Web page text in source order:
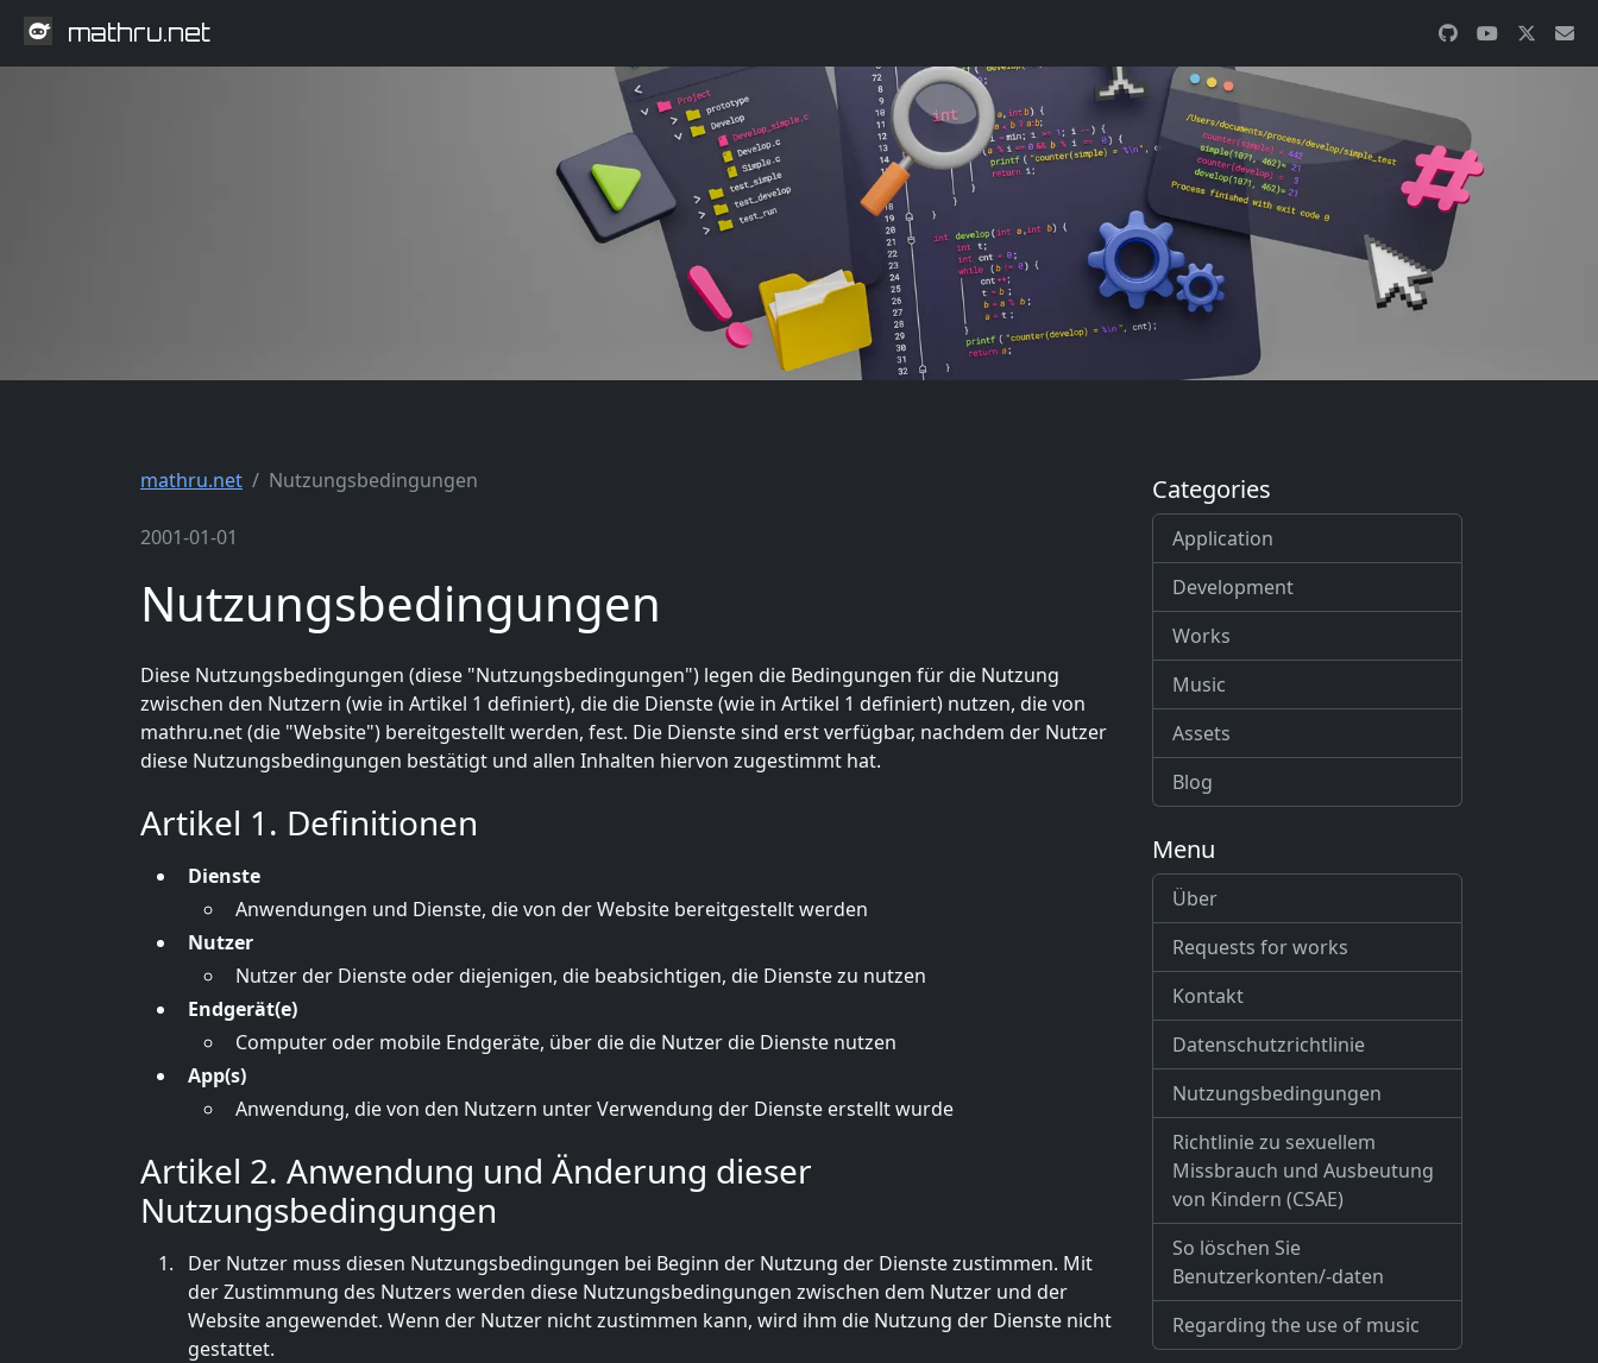
mathru.net
mathru.net Nutzungsbedingungen
2001-01-01
Nutzungsbedingungen
Diese Nutzungsbedingungen (diese "Nutzungsbedingungen") legen die Bedingungen für die Nutzung
zwischen den Nutzern (wie in Artikel 1 definiert), die die Dienste (wie in Artikel 1 definiert) nutzen, die von
mathru.net (die "Website") bereitgestellt werden, fest. Die Dienste sind erst verfügbar, nachdem der Nutzer
diese Nutzungsbedingungen bestätigt und allen Inhalten hiervon zugestimmt hat.
Artikel 1. Definitionen
Dienste
Anwendungen und Dienste, die von der Website bereitgestellt werden
Nutzer
Nutzer der Dienste oder diejenigen, die beabsichtigen, die Dienste zu nutzen
Endgerät(e)
Computer oder mobile Endgeräte, über die die Nutzer die Dienste nutzen
App(s)
Anwendung, die von den Nutzern unter Verwendung der Dienste erstellt wurde
Artikel 2. Anwendung und Änderung dieser
Nutzungsbedingungen
Der Nutzer muss diesen Nutzungsbedingungen bei Beginn der Nutzung der Dienste zustimmen. Mit
der Zustimmung des Nutzers werden diese Nutzungsbedingungen zwischen dem Nutzer und der
Website angewendet. Wenn der Nutzer nicht zustimmen kann, wird ihm die Nutzung der Dienste nicht
gestattet.
Categories
Application
Development
Works
Music
Assets
Blog
Menu
Über
Requests for works
Kontakt
Datenschutzrichtlinie
Nutzungsbedingungen
Richtlinie zu sexuellem
Missbrauch und Ausbeutung
von Kindern (CSAE)
So löschen Sie
Benutzerkonten/-daten
Regarding the use of music